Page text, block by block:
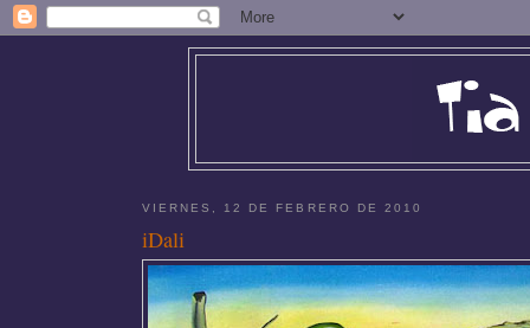
VIERNES, 12 DE FEBRERO DE 2010
iDali